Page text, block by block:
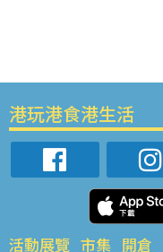
港玩港食港生活
活動展覽 市集 開倉